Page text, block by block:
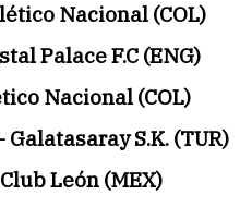
Nacional (COL)
Palace F.C (ENG)
Nacional (COL)
S.K. (TUR)
León (MEX)